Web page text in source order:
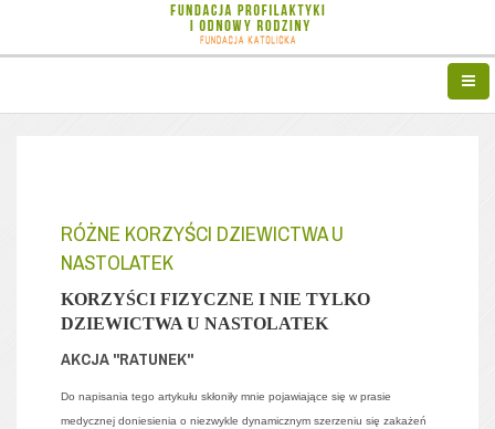
RÓŻNE KORZYŚCI DZIEWICTWA U
NASTOLATEK
KORZYŚCI FIZYCZNE I NIE TYLKO
DZIEWICTWA U NASTOLATEK
AKCJA "RATUNEK"
Do napisania tego artykułu skłoniły mnie pojawiające się w prasie
medycznej doniesienia o niezwykle dynamicznym szerzeniu się zakażeń